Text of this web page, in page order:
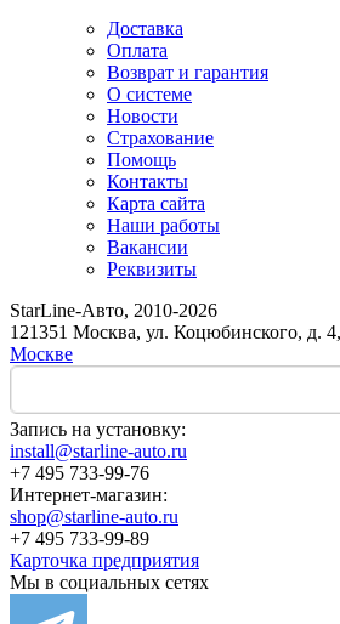
Доставка
Оплата
Возврат и гарантия
О системе
Новости
Страхование
Помощь
Контакты
Карта сайта
Наши работы
Вакансии
Реквизиты
StarLine-Авто, 2010-2026
121351 Москва, ул. Коцюбинского, д.
Москве
Запись на установку:
install@starline-auto.ru
+7 495 733-99-76
Интернет-магазин:
shop@starline-auto.ru
+7 495 733-99-89
Карточка предприятия
Мы в социальных сетях